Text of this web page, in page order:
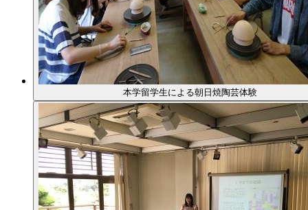
本学留学生による朝日焼陶芸体験